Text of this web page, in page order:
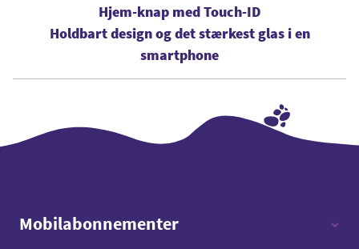
Hjem-knap med Touch-ID
Holdbart design og det stærkest glas i en
smartphone
Mobilabonnementer